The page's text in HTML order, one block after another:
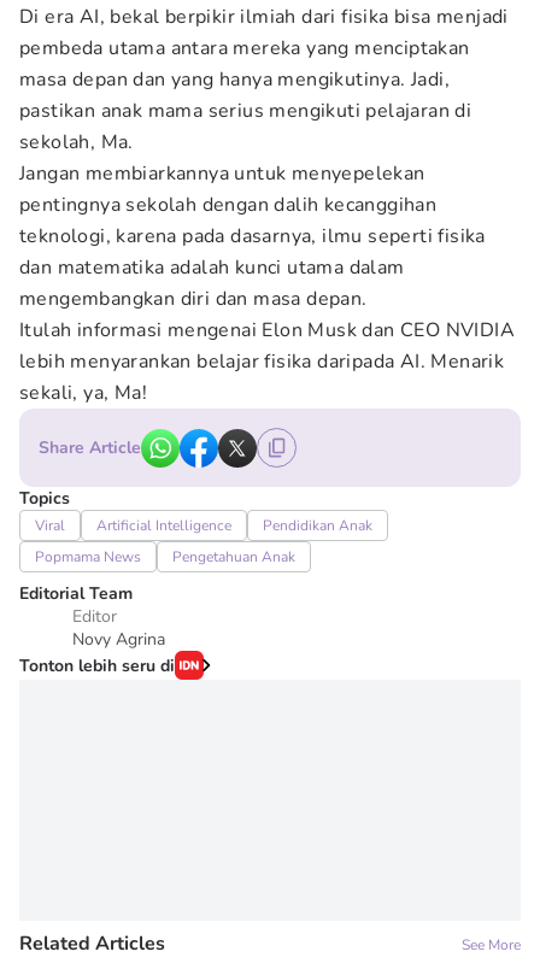
Di era AI, bekal berpikir ilmiah dari fisika bisa menjadi
pembeda utama antara mereka yang menciptakan
masa depan dan yang hanya mengikutinya. Jadi,
pastikan anak mama serius mengikuti pelajaran di
sekolah, Ma.
Jangan membiarkannya untuk menyepelekan
pentingnya sekolah dengan dalih kecanggihan
teknologi, karena pada dasarnya, ilmu seperti fisika
dan matematika adalah kunci utama dalam
mengembangkan diri dan masa depan.
Itulah informasi mengenai Elon Musk dan CEO NVIDIA
lebih menyarankan belajar fisika daripada AI. Menarik
sekali, ya, Ma!
Share Article
Topics
Viral Artificial Intelligence
Pendidikan Anak
Popmama News
Pengetahuan Anak
Editorial Team
Editor
Novy Agrina
Tonton lebih seru di
Related Articles See More